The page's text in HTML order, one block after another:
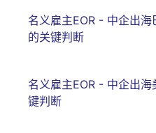
名义雇主EOR - 中企出
的关键判断
名义雇主EOR - 中企出
键判断